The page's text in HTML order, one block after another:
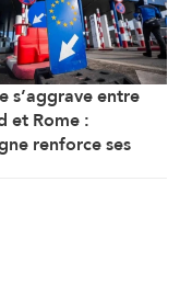
s’aggrave entre
et Rome :
renforce ses